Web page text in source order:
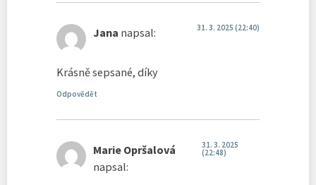
Jana napsal: 31. 3. 2025 (22:40)
Krásně sepsané, díky
Odpovědět
Marie Opršalová
napsal:
31. 3. 2025
(22:48)